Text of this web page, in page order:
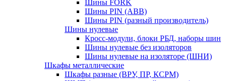
Шины FORK
Шины PIN (АВВ)
Шины PIN (разный производитель)
Шины нулевые
Кросс-модули, блоки РБД, наборы шин
Шины нулевые без изоляторов
Шины нулевые на изоляторе (ШНИ)
Шкафы металлические
Шкафы разные (ВРУ, ПР, КСРМ)